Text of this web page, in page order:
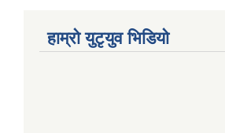
हाम्राे युटृयुव भिडियाे